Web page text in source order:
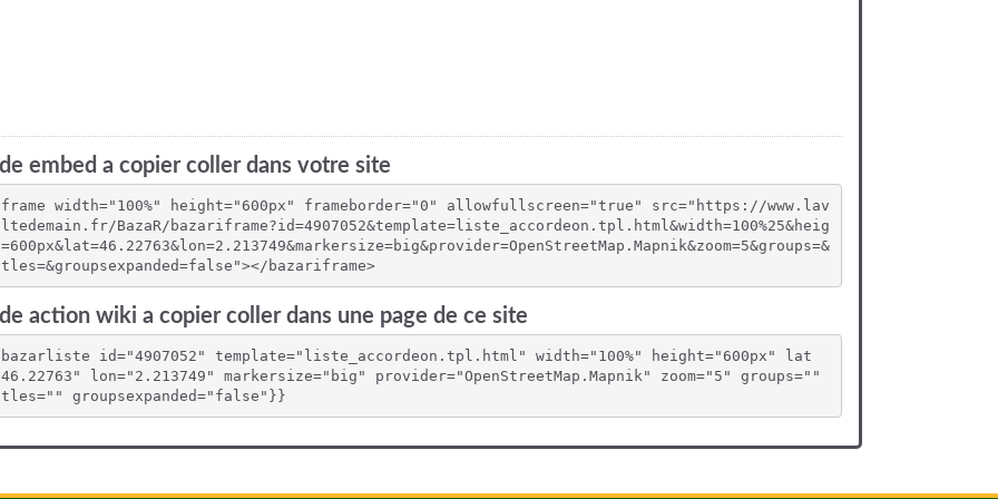
embed a copier coller dans votre site
width="100%" height="600px" frameborder="0" allowfullscreen="true" src="https://www.lav
BazaR/bazariframe?id=4907052&template=liste_accordeon.tpl.html&width=100%25&heig
bazariframe>
action wiki a copier coller dans une page de ce site
id="4907052" template="liste_accordeon.tpl.html" width="100%" height="600px" lat
lon="2.213749" markersize="big" provider="OpenStreetMap.Mapnik" zoom="5" groups=""
groupsexpanded="false"}}